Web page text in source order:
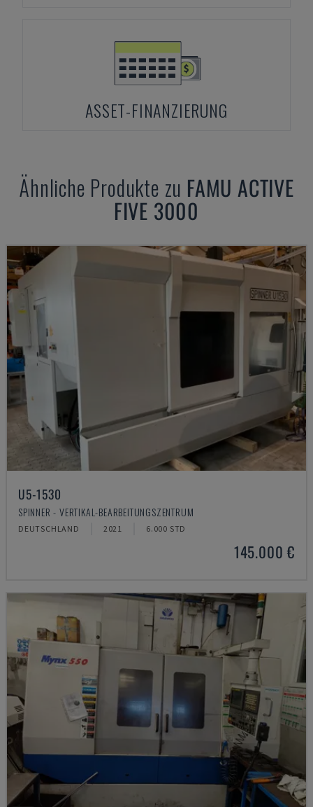
ASSET-FINANZIERUNG
Ähnliche Produkte zu FAMU ACTIVE
FIVE 3000
U5-1530
SPINNER - VERTIKAL-BEARBEITUNGSZENTRUM
DEUTSCHLAND 2021 6.000 STD
145.000 €